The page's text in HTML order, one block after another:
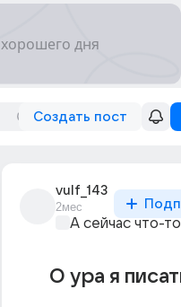
Создать пост
vulf_143
2мес
А сейчас что-
О ура я